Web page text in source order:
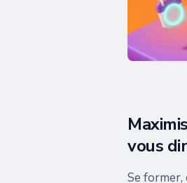
vous
Se former,